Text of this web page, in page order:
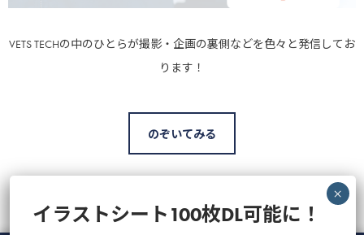
VETS TECHの中のひとらが撮影・企画の裏側などを色々と発信してお
ります！
のぞいてみる
最近の投稿 人気の記事 CATEGORY Tag Cloud
イラストシート100枚DL可能に！